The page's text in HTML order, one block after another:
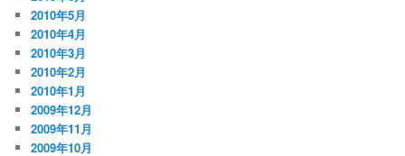
2010年5月
2010年4月
2010年3月
2010年2月
2010年1月
2009年12月
2009年11月
2009年10月